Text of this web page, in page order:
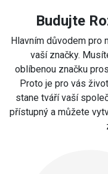
Budujte
Hlavním důvodem pro
vaší značky.
oblíbenou značku
Proto je pro vás
stane tváří vaší
přístupný a můžete